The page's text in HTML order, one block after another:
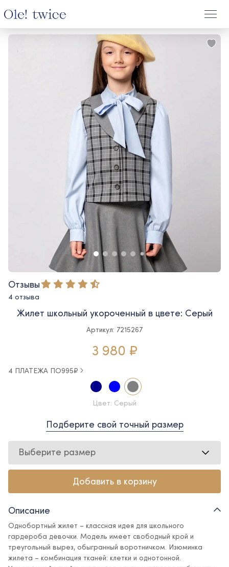
Отзывы
4 отзыва
Жилет школьный укороченный в цвете: Серый
Артикул: 7215267
3 980 ₽
4 ПЛАТЕЖА ПО995₽
Цвет: Серый
Подберите свой точный размер
Выберите размер
Добавить в корзину
Описание
Однобортный жилет – классная идея для школьного
гардероба девочки. Модель имеет свободный крой и
треугольный вырез, обыгранный воротничком. Изюминка
жилета – комбинация тканей: клетки и однотонной.